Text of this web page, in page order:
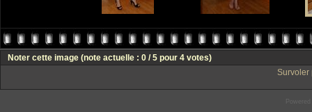
Noter cette image (note actuelle : 0 / 5 pour 4 votes)
Survoler